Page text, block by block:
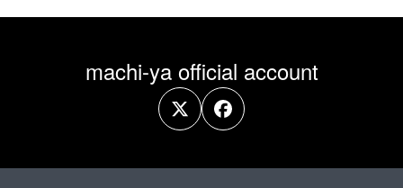
定価格
より下
machi-ya official account